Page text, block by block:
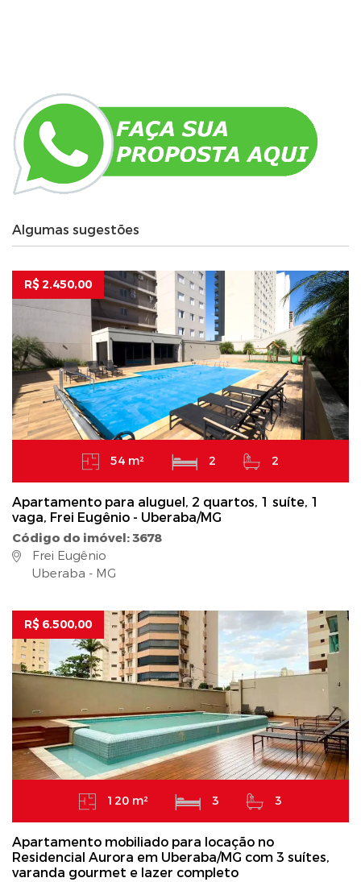
Algumas sugestões
R$ 2.450,00
54 m² 2 2
Apartamento para aluguel, 2 quartos, 1 suíte, 1
vaga, Frei Eugênio - Uberaba/MG
Código do imóvel: 3678
Frei Eugênio
Uberaba - MG
R$ 6.500,00
120 m² 3 3
Apartamento mobiliado para locação no
Residencial Aurora em Uberaba/MG com 3 suítes,
varanda gourmet e lazer completo